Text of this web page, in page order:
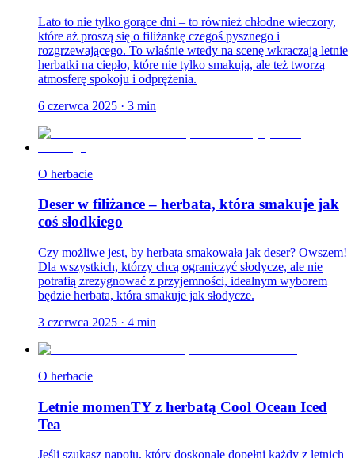
Lato to nie tylko gorące dni – to również chłodne wieczory,
które aż proszą się o filiżankę czegoś pysznego i
rozgrzewającego. To właśnie wtedy na scenę wkraczają letnie
herbatki na ciepło, które nie tylko smakują, ale też tworzą
atmosferę spokoju i odprężenia.
6 czerwca 2025 · 3 min
O herbacie
Deser w filiżance – herbata, która smakuje jak
coś słodkiego
Czy możliwe jest, by herbata smakowała jak deser? Owszem!
Dla wszystkich, którzy chcą ograniczyć słodycze, ale nie
potrafią zrezygnować z przyjemności, idealnym wyborem
będzie herbata, która smakuje jak słodycze.
3 czerwca 2025 · 4 min
O herbacie
Letnie momenTY z herbatą Cool Ocean Iced
Tea
Jeśli szukasz napoju, który doskonale dopełni każdy z letnich